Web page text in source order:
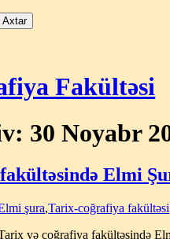
Fakültəsi
30 Noyabr
Elmi
şura,Tarix-coğrafiya fakültəsi
və coğrafiya fakültəsində